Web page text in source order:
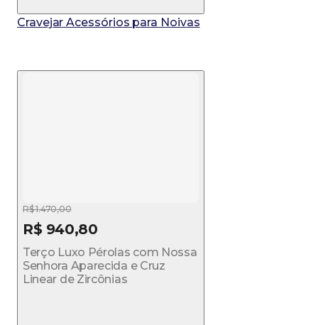
Cravejar Acessórios para Noivas
R$ 1.470,00
R$ 940,80
Terço Luxo Pérolas com Nossa
Senhora Aparecida e Cruz
Linear de Zircônias